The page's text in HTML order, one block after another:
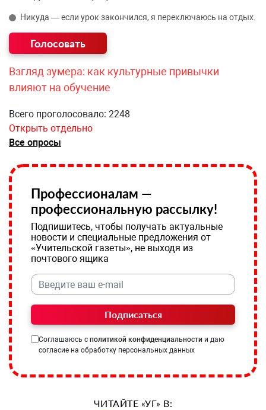
Никуда — если урок закончился, я переключаюсь на отдых.
Взгляд зумера: как культурные привычки
влияют на обучение
Всего проголосовало: 2248
Открыть отдельно
Все опросы
Профессионалам —
профессиональную рассылку!
Подпишитесь, чтобы получать актуальные
новости и специальные предложения от
«Учительской газеты», не выходя из
почтового ящика
Подписаться
Соглашаюсь с политикой конфиденциальности и даю
согласие на обработку персональных данных
ЧИТАЙТЕ «УГ» В: